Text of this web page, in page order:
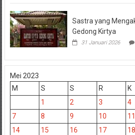
Sastra yang
Gedong Kirtya
31 Januari 2026
Mei 2023
M
S S R K
1
2 3 4
7
8 9 10 11
14
15 16 17 18